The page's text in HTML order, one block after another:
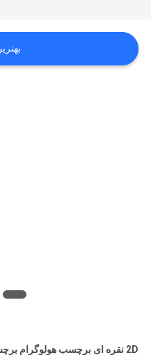
موارد
2D نقره ای برچسب هولوگرام برچسب برچسب حکم برای شرکت